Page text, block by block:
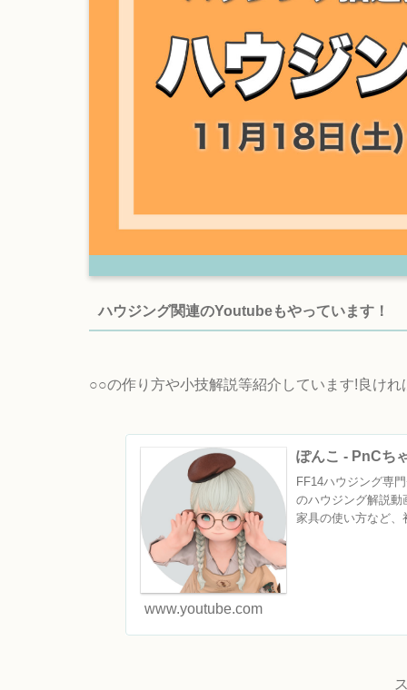
ハウジング関連のYoutubeもやっています！
○○の作り方や小技解説等紹介しています!良け
ぽんこ - PnCち
FF14ハウジング専
のハウジング解説動
家具の使い方など、
www.youtube.com